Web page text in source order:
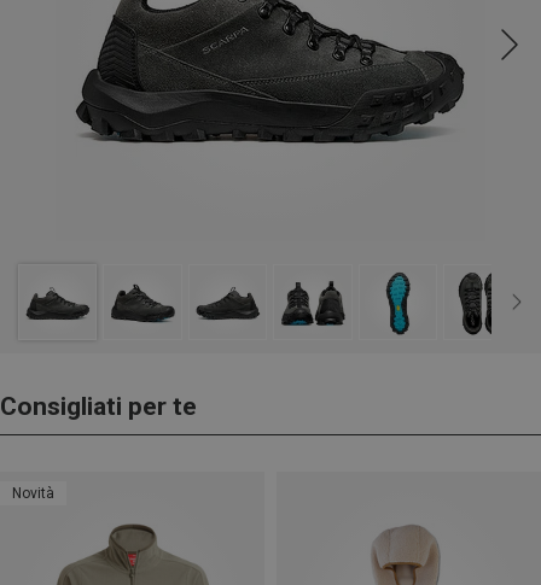
Consigliati per te
Novità